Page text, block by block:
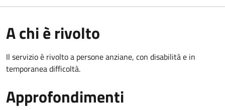
A chi è rivolto
Il servizio è rivolto a persone anziane, con disabilità e in
temporanea difficoltà.
Approfondimenti